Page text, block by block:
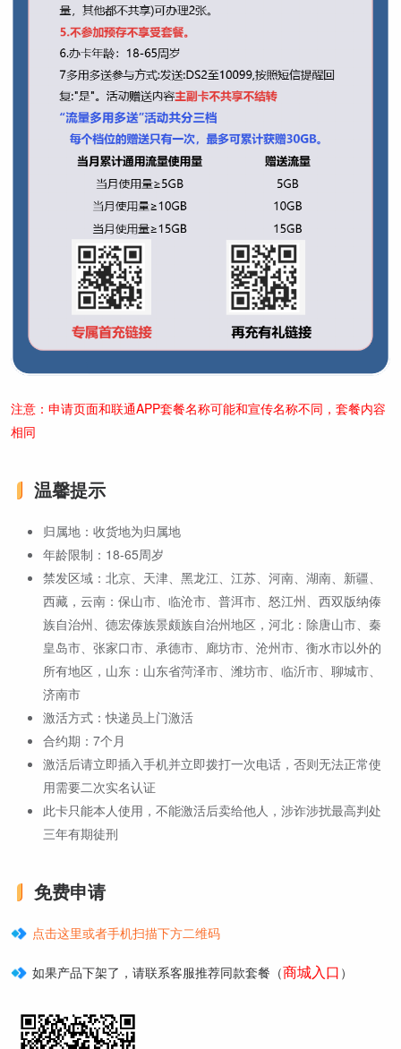
注意：申请页面和联通APP套餐名称可能和宣传名称不同，套餐内容
相同
温馨提示
归属地：收货地为归属地
年龄限制：18-65周岁
禁发区域：北京、天津、黑龙江、江苏、河南、湖南、新疆、
西藏，云南：保山市、临沧市、普洱市、怒江州、西双版纳傣
族自治州、德宏傣族景颇族自治州地区，河北：除唐山市、秦
皇岛市、张家口市、承德市、廊坊市、沧州市、衡水市以外的
所有地区，山东：山东省菏泽市、潍坊市、临沂市、聊城市、
济南市
激活方式：快递员上门激活
合约期：7个月
激活后请立即插入手机并立即拨打一次电话，否则无法正常使
用需要二次实名认证
此卡只能本人使用，不能激活后卖给他人，涉诈涉扰最高判处
三年有期徒刑
免费申请
点击这里或者手机扫描下方二维码
如果产品下架了，请联系客服推荐同款套餐（商城入口 ）